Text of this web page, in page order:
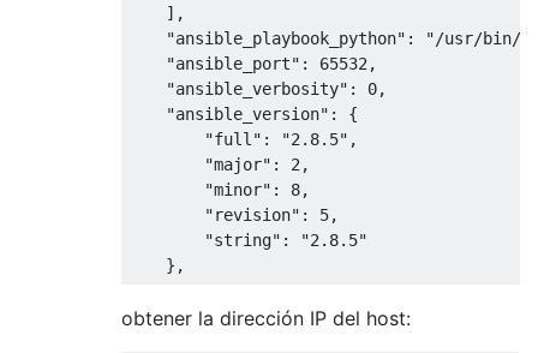
    ],
"ansible_playbook_python": "/usr/bin/
    "ansible_port": 65532,
    "ansible_verbosity": 0,
    "ansible_version": {
        "full": "2.8.5",
        "major": 2,
        "minor": 8,
        "revision": 5,
        "string": "2.8.5"
obtener la dirección IP del host: